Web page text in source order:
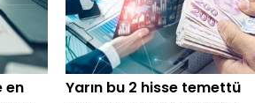
en
Yarın bu 2 hisse temettü